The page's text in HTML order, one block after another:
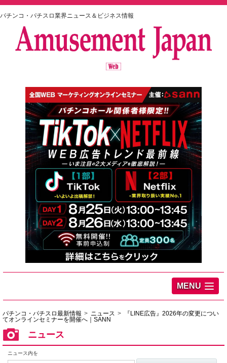
パチンコ・パチスロ業界ニュース＆ビジネス情報
MENU
パチンコ・パチスロ最新情報 ニュース
『LINE広告』2026年の変更につい
てオンラインセミナーを開催へ｜SANN
ニュース
ニュース内を